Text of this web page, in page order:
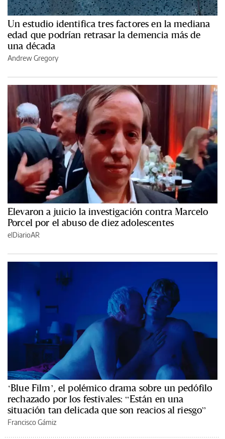
Un estudio identifica tres factores en la mediana
edad que podrían retrasar la demencia más de
una década
Andrew Gregory
Elevaron a juicio la investigación contra Marcelo
Porcel por el abuso de diez adolescentes
elDiarioAR
‘Blue Film’, el polémico drama sobre un pedófilo
rechazado por los festivales: “Están en una
situación tan delicada que son reacios al riesgo”
Francisco Gámiz